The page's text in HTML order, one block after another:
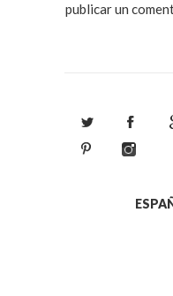
publicar un